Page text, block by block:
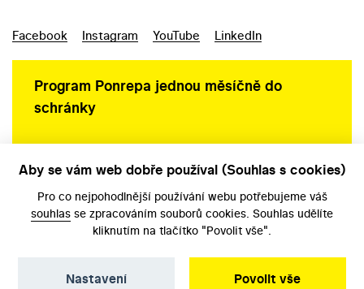
Facebook Instagram YouTube LinkedIn
Program Ponrepa jednou měsíčně do
schránky
Aby se vám web dobře používal (Souhlas s cookies)
Pro co nejpohodlnější používání webu potřebujeme váš
souhlas se zpracováním souborů cookies. Souhlas udělíte
kliknutím na tlačítko "Povolit vše".
Povolit vše
Nastavení